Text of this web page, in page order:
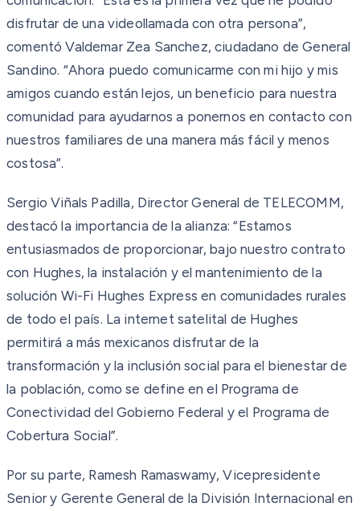
disfrutar de una videollamada con otra persona”,
comentó Valdemar Zea Sanchez, ciudadano de General
Sandino. “Ahora puedo comunicarme con mi hijo y mis
amigos cuando están lejos, un beneficio para nuestra
comunidad para ayudarnos a ponernos en contacto con
nuestros familiares de una manera más fácil y menos
costosa”.
Sergio Viñals Padilla, Director General de TELECOMM,
destacó la importancia de la alianza: “Estamos
entusiasmados de proporcionar, bajo nuestro contrato
con Hughes, la instalación y el mantenimiento de la
solución Wi-Fi Hughes Express en comunidades rurales
de todo el país. La internet satelital de Hughes
permitirá a más mexicanos disfrutar de la
transformación y la inclusión social para el bienestar de
la población, como se define en el Programa de
Conectividad del Gobierno Federal y el Programa de
Cobertura Social”.
Por su parte, Ramesh Ramaswamy, Vicepresidente
Senior y Gerente General de la División Internacional en